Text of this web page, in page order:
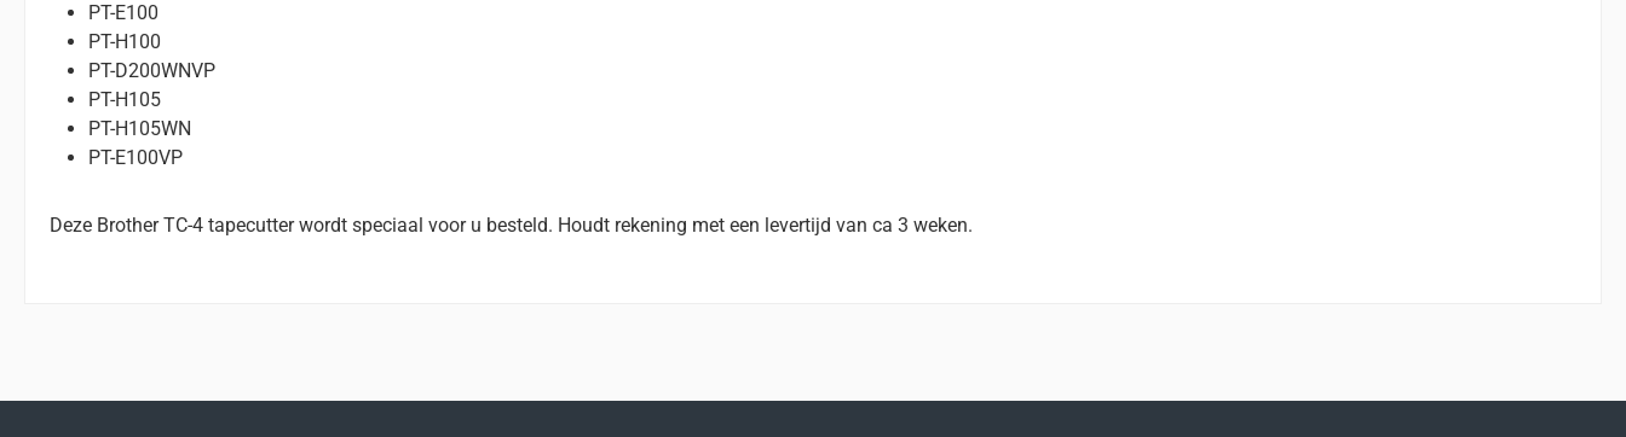
PT-E100
PT-H100
PT-D200WNVP
PT-H105
PT-H105WN
PT-E100VP
Deze Brother TC-4 tapecutter wordt speciaal voor u besteld. Houdt rekening met een levertijd van ca 3 weken.